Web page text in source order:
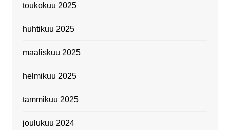
toukokuu 2025
huhtikuu 2025
maaliskuu 2025
helmikuu 2025
tammikuu 2025
joulukuu 2024